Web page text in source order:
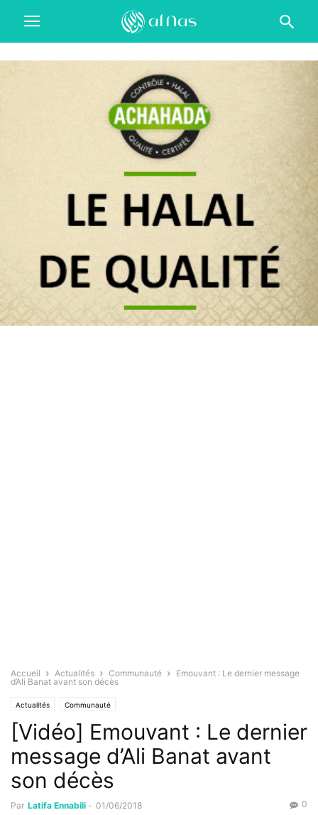
Accueil Actualités Communauté
Emouvant : Le dernier message
d’Ali Banat avant son décès
Actualités Communauté
[Vidéo] Emouvant : Le dernier
message d’Ali Banat avant
son décès
Par Latifa Ennabili - 01/06/2018 0